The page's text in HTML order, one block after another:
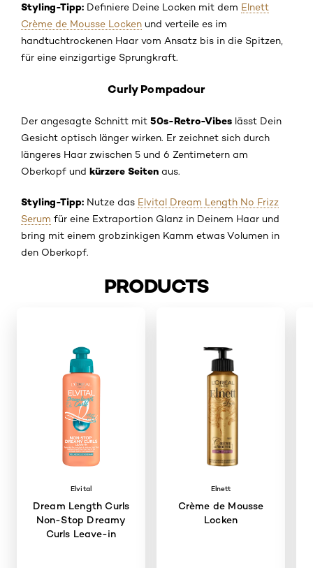
Styling-Tipp: Definiere Deine Locken mit dem Elnett
Crème de Mousse Locken und verteile es im
handtuchtrockenen Haar vom Ansatz bis in die Spitzen,
für eine einzigartige Sprungkraft.
Curly Pompadour
Der angesagte Schnitt mit 50s-Retro-Vibes lässt Dein
Gesicht optisch länger wirken. Er zeichnet sich durch
längeres Haar zwischen 5 und 6 Zentimetern am
Oberkopf und kürzere Seiten aus.
Styling-Tipp: Nutze das Elvital Dream Length No Frizz
Serum für eine Extraportion Glanz in Deinem Haar und
bring mit einem grobzinkigen Kamm etwas Volumen in
den Oberkopf.
PRODUCTS
Elvital
Dream Length Curls
Non-Stop Dreamy
Curls Leave-in
Elnett
Crème de Mousse
Locken